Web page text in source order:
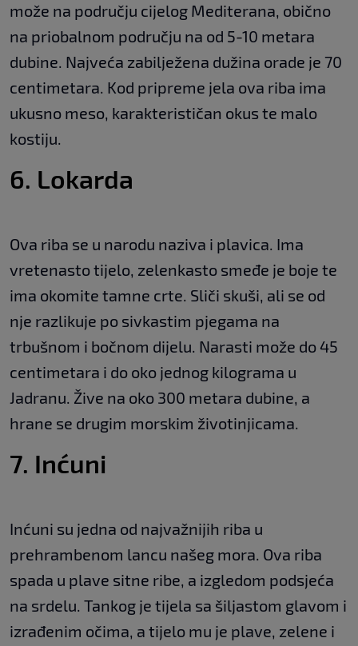
može na području cijelog Mediterana, obično
na priobalnom području na od 5-10 metara
dubine. Najveća zabilježena dužina orade je 70
centimetara. Kod pripreme jela ova riba ima
ukusno meso, karakterističan okus te malo
kostiju.
6. Lokarda
Ova riba se u narodu naziva i plavica. Ima
vretenasto tijelo, zelenkasto smeđe je boje te
ima okomite tamne crte. Sliči skuši, ali se od
nje razlikuje po sivkastim pjegama na
trbušnom i bočnom dijelu. Narasti može do 45
centimetara i do oko jednog kilograma u
Jadranu. Žive na oko 300 metara dubine, a
hrane se drugim morskim životinjicama.
7. Inćuni
Inćuni su jedna od najvažnijih riba u
prehrambenom lancu našeg mora. Ova riba
spada u plave sitne ribe, a izgledom podsjeća
na srdelu. Tankog je tijela sa šiljastom glavom i
izrađenim očima, a tijelo mu je plave, zelene i